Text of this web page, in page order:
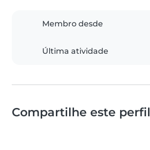
Membro desde
Última atividade
Compartilhe este perfil